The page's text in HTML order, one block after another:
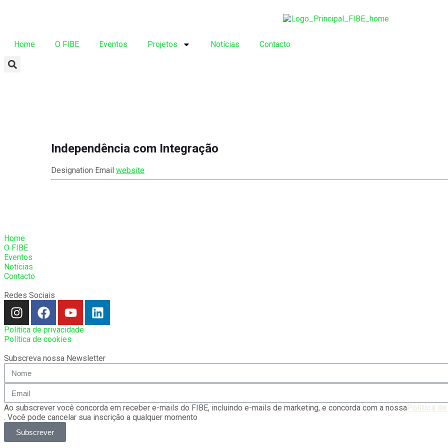
Home O FIBE Eventos Projetos Notícias Contacto
Independência com Integração
Designation Email website
Home
O FIBE
Eventos
Notícias
Contacto
Redes Sociais
Política de privacidade
Política de cookies
Subscreva nossa Newsletter
Ao subscrever você concorda em receber e-mails do FIBE, incluindo e-mails de marketing, e concorda com a nossaPolítica
. Você pode cancelar sua inscrição a qualquer momento
Subscrever